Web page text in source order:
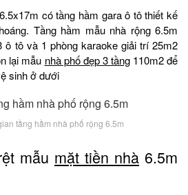
có tầng hầm gara ô tô thiết kế
Tầng hầm mẫu nhà rộng 6.5m
tô và 1 phòng karaoke giải trí 25m2
lại mẫu nhà phố đẹp 3 tầng110m2 để
sinh ở dưới
tầng hầm nhà phố rộng 6.5m
mẫu mặt tiền nhà 6.5m